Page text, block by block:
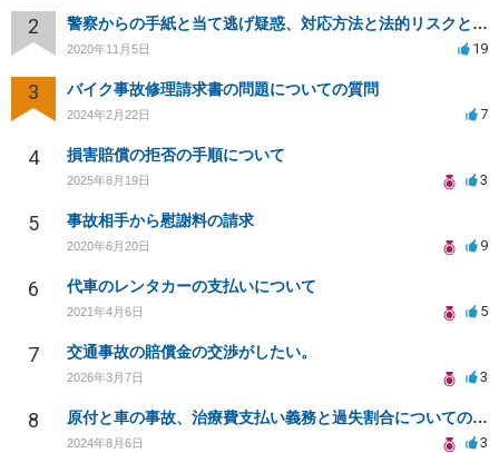
2 警察からの手紙と当て逃げ疑惑、対応方法と法的リスクとは？
2020年11月5日 19
3 バイク事故修理請求書の問題についての質問
2024年2月22日 7
4 損害賠償の拒否の手順について
2025年8月19日 3
5 事故相手から慰謝料の請求
2020年6月20日 9
6 代車のレンタカーの支払いについて
2021年4月6日 5
7 交通事故の賠償金の交渉がしたい。
2026年3月7日 3
8 原付と車の事故、治療費支払い義務と過失割合についての相談
2024年8月6日 3